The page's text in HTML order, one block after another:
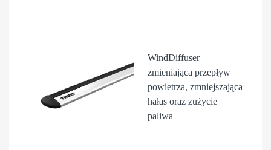
WindDiffuser
zmieniająca przepływ
powietrza, zmniejszająca
hałas oraz zużycie
paliwa